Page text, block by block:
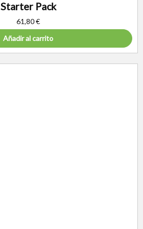
Starter Pack
61,80€
Añadir al carrito